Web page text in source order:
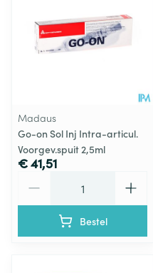
Madaus
Go-on Sol Inj Intra-articul.
Voorgev.spuit 2,5ml
€ 41,51
Bestel